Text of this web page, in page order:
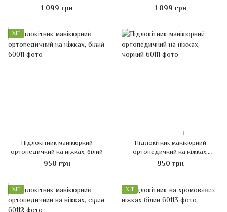
ніжках, білий
1 099 грн
ніжках, чорний
1 099 грн
ХІТ
Підлокітник манікюрний
ортопедичний на ніжках, білий
950 грн
1
Підлокітник манікюрний
ортопедичний на ніжках,
чорний
950 грн
ХІТ ХІТ